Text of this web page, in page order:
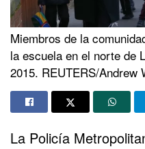
Miembros de la
la escuela en el norte de
2015. REUTERS/Andrew
La Policía